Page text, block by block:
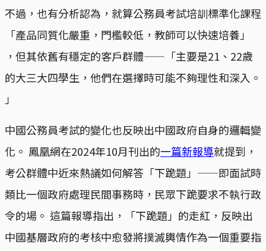
不過，也有分析認為，就算公務員考試培訓標準化課程
「產品同質化嚴重，門檻較低，教師可以快速培養」
，但其依舊有穩定的客戶群體——「主要是21、22歲
的大三大四學生，他們在選擇時可能不夠理性和深入。
」
中國公務員考試的變化也反映出中國政府自身的邏輯變
化。 鳳凰網在2024年10月刊出的一篇新報導就提到，
考公群體中近來熱議如何解答「下跪題」——即面試時
類比一個政府處理民間事務時，民眾下跪要求不執行政
令的場。 這篇報導指出，「下跪題」的走紅，反映出
中國基層政府的考核中愈發將撲滅輿情作為一個重要指